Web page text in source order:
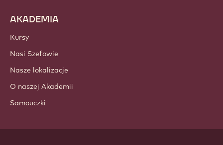
AKADEMIA
Kursy
Nasi Szefowie
Nasze lokalizacje
O naszej Akademii
Samouczki